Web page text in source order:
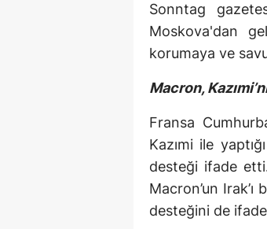
Sonntag
Moskova'dan
korumaya ve
Macron,
Fransa
Kazımi ile
desteği ifade etti.
Macron’un
desteğini de